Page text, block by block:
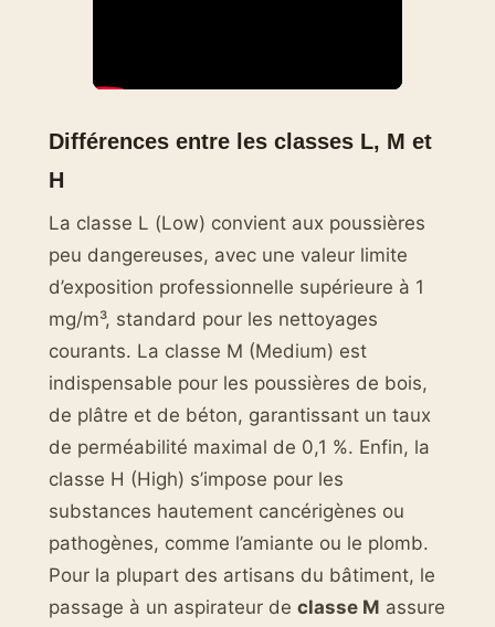
Différences entre les classes L, M et
H
La classe L (Low) convient aux poussières
peu dangereuses, avec une valeur limite
d’exposition professionnelle supérieure à 1
mg/m³, standard pour les nettoyages
courants. La classe M (Medium) est
indispensable pour les poussières de bois,
de plâtre et de béton, garantissant un taux
de perméabilité maximal de 0,1 %. Enfin, la
classe H (High) s’impose pour les
substances hautement cancérigènes ou
pathogènes, comme l’amiante ou le plomb.
Pour la plupart des artisans du bâtiment, le
passage à un aspirateur de classe M assure